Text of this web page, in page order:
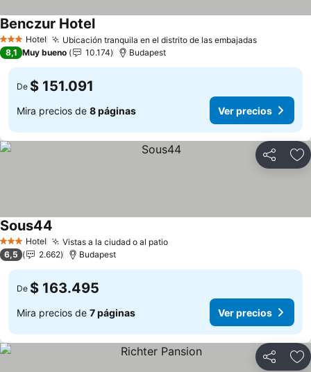
3 Estrellas
Hotel Ubicación tranquila en el distrito de las embajadas
Benczur Hotel
8,1 Muy bueno 10.174 Budapest
De $ 151.091
Mira precios de 8 páginas Ver precios
Compartir
3 Estrellas
Hotel Vistas a la ciudad o al patio
Sous44
6,5 2.662 Budapest
De $ 163.495
Mira precios de 7 páginas Ver precios
Compartir